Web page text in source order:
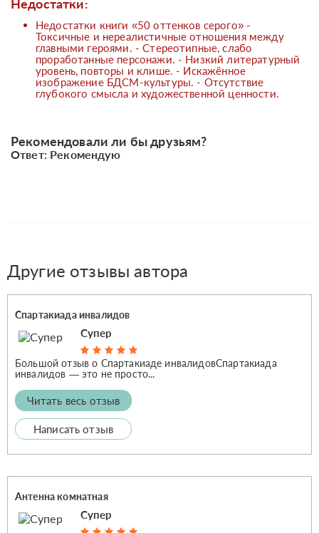
Недостатки:
Недостатки книги «50 оттенков серого» -
Токсичные и нереалистичные отношения между
главными героями. - Стереотипные, слабо
проработанные персонажи. - Низкий литературный
уровень, повторы и клише. - Искажённое
изображение БДСМ-культуры. - Отсутствие
глубокого смысла и художественной ценности.
Рекомендовали ли бы друзьям?
Ответ: Рекомендую
Другие отзывы автора
Спартакиада инвалидов
Супер
Большой отзыв о Спартакиаде инвалидовСпартакиада
инвалидов — это не просто...
Читать весь отзыв
Написать отзыв
Антенна комнатная
Супер